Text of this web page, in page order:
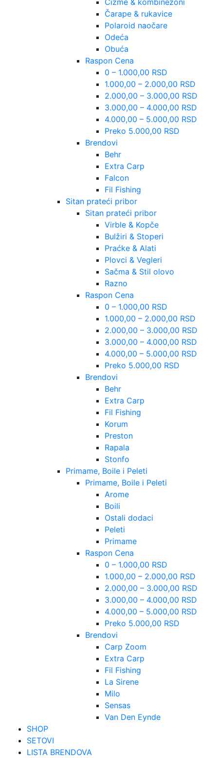
Čarape & rukavice
Polaroid naočare
Odeća
Obuća
Raspon Cena
0 – 1.000,00 RSD
1.000,00 – 2.000,00 RSD
2.000,00 – 3.000,00 RSD
3.000,00 – 4.000,00 RSD
4.000,00 – 5.000,00 RSD
Preko 5.000,00 RSD
Brendovi
Behr
Extra Carp
Falcon
Fil Fishing
Sitan prateći pribor
Sitan prateći pribor
Virble & Kopče
Bulžiri & Stoperi
Praćke & Alati
Plovci & Vegleri
Sačma & Stil olovo
Razno
Raspon Cena
0 – 1.000,00 RSD
1.000,00 – 2.000,00 RSD
2.000,00 – 3.000,00 RSD
3.000,00 – 4.000,00 RSD
4.000,00 – 5.000,00 RSD
Preko 5.000,00 RSD
Brendovi
Behr
Extra Carp
Fil Fishing
Korum
Preston
Rapala
Stonfo
Primame, Boile i Peleti
Primame, Boile i Peleti
Arome
Boili
Ostali dodaci
Peleti
Primame
Raspon Cena
0 – 1.000,00 RSD
1.000,00 – 2.000,00 RSD
2.000,00 – 3.000,00 RSD
3.000,00 – 4.000,00 RSD
4.000,00 – 5.000,00 RSD
Preko 5.000,00 RSD
Brendovi
Carp Zoom
Extra Carp
Fil Fishing
La Sirene
Milo
Sensas
Van Den Eynde
SHOP
SETOVI
LISTA BRENDOVA